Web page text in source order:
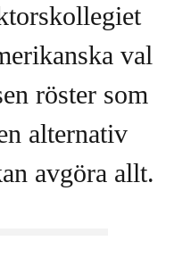
val
röster som
alternativ
avgöra allt.